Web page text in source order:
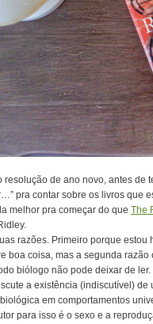
resolução de ano novo, antes de
pra contar sobre os livros que
melhor pra começar do que The
razões. Primeiro porque
boa coisa, mas a segunda razão
biólogo não pode deixar de ler.
a existência (indiscutível)
em comportamentos
para isso é o sexo e a